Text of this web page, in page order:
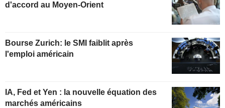
d'accord au Moyen-Orient
Bourse Zurich: le SMI faiblit après
l'emploi américain
IA, Fed et Yen : la nouvelle équation des
marchés américains